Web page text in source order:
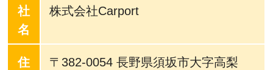
社
名
株式会社Carport
住
〒382-0054 長野県須坂市大字高梨